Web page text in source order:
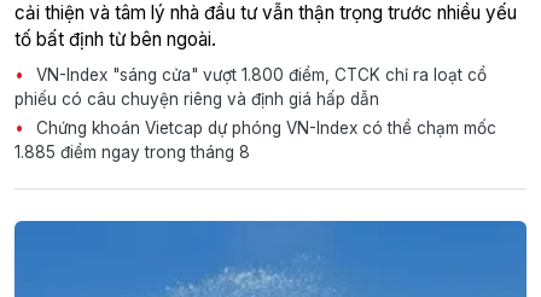
cải thiện và tâm lý nhà đầu tư vẫn thận trọng trước nhiều yếu
tố bất định từ bên ngoài.
VN-Index "sáng cửa" vượt 1.800 điểm, CTCK chỉ ra loạt cổ
phiếu có câu chuyện riêng và định giá hấp dẫn
Chứng khoán Vietcap dự phóng VN-Index có thể chạm mốc
1.885 điểm ngay trong tháng 8